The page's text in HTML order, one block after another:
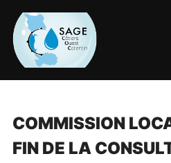
COMMISSION
FIN DE LA